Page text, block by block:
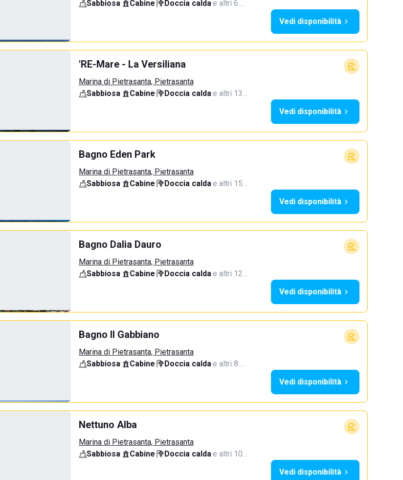
Sabbiosa· Cabine· Doccia calda·e altri 6…
Vedi disponibilità
'RE-Mare - La Versiliana
Marina di Pietrasanta, Pietrasanta
Sabbiosa· Cabine· Doccia calda·e altri 13…
Vedi disponibilità
Bagno Eden Park
Marina di Pietrasanta, Pietrasanta
Sabbiosa· Cabine· Doccia calda·e altri 15…
Vedi disponibilità
Bagno Dalia Dauro
Marina di Pietrasanta, Pietrasanta
Sabbiosa· Cabine· Doccia calda·e altri 12…
Vedi disponibilità
Bagno Il Gabbiano
Marina di Pietrasanta, Pietrasanta
Sabbiosa· Cabine· Doccia calda·e altri 8…
Vedi disponibilità
Nettuno Alba
Marina di Pietrasanta, Pietrasanta
Sabbiosa· Cabine· Doccia calda·e altri 10…
Vedi disponibilità